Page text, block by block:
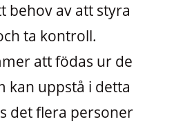
behov av att styra
ta kontroll.
att födas ur de
kan uppstå i detta
det flera personer